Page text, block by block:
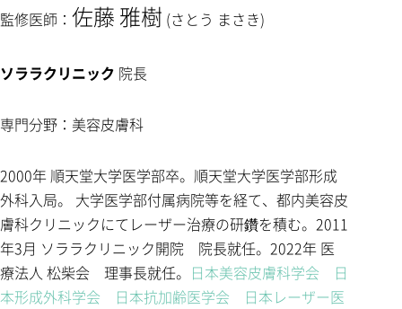
監修医師： 佐藤 雅樹 (さとう まさき)
ソララクリニック 院長
専門分野：美容皮膚科
2000年 順天堂大学医学部卒。順天堂大学医学部形成
外科入局。 大学医学部付属病院等を経て、都内美容皮
膚科クリニックにてレーザー治療の研鑽を積む。2011
年3月 ソララクリニック開院 院長就任。2022年 医
療法人 松柴会 理事長就任。 日本美容皮膚科学会
日
本形成外科学会
日本抗加齢医学会
日本レーザー医